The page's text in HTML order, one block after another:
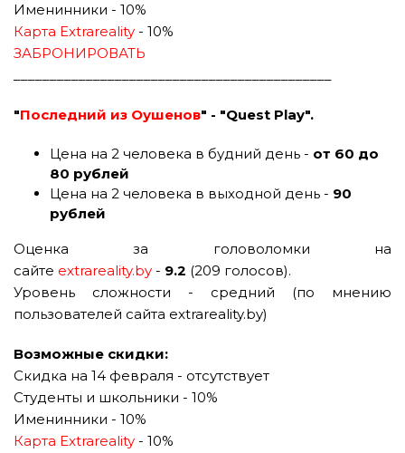
Именинники - 10%
Карта Extrareality - 10%
ЗАБРОНИРОВАТЬ
"Последний из Оушенов" - "Quest Play".
Цена на 2 человека в будний день - от 60 до
80 рублей
Цена на 2 человека в выходной день - 90
рублей
Оценка за головоломки на
сайте extrareality.by - 9.2 (209 голосов).
Уровень сложности - средний (по мнению
пользователей сайта extrareality.by)
Возможные скидки:
Скидка на 14 февраля - отсутствует
Студенты и школьники - 10%
Именинники - 10%
Карта Extrareality - 10%